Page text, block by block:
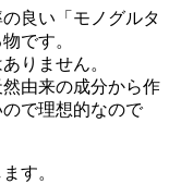
良い「モノグルタ
です。
りません。
由来の成分から作
で理想的なので
す。